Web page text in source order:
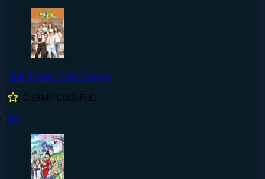
Thử Thách Thần Tượng
0 (814/1000) FHD
#3